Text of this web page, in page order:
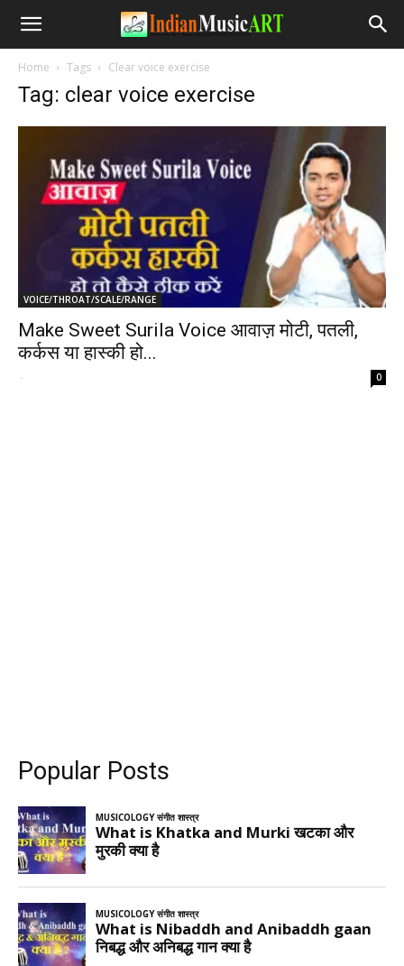
Home Tags Clear voice exercise
Tag: clear voice exercise
VOICE/THROAT/SCALE/RANGE
Make Sweet Surila Voice आवाज़ मोटी, पतली,
कर्कस या हास्की हो...
- 0
Popular Posts